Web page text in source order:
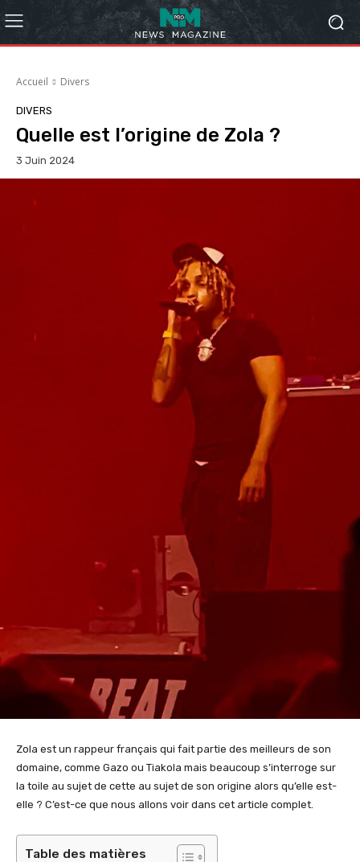
Accueil Divers
DIVERS
Quelle est l’origine de Zola ?
3 Juin 2024
Zola est un rappeur français qui fait partie des meilleurs de son
domaine, comme Gazo ou Tiakola mais beaucoup s’interroge sur
la toile au sujet de cette au sujet de son origine alors qu’elle est-
elle ? C’est-ce que nous allons voir dans cet article complet.
Table des matières